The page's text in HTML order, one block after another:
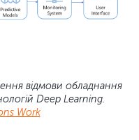
відмови обладнання
Deep Learning.
Work